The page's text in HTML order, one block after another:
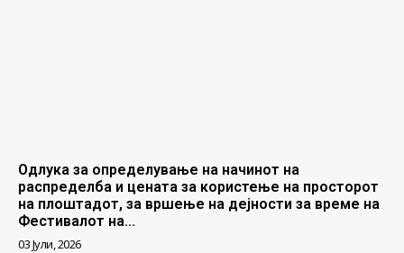
Одлука за определување на начинот на
распределба и цената за користење на просторот
на плоштадот, за вршење на дејности за време на
Фестивалот на...
03 Јули, 2026